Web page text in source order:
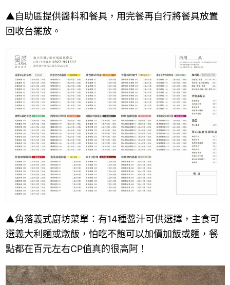
▲自助區提供醬料和餐具，用完餐再自行將餐具放置
回收台擺放。
▲角落義式廚坊菜單：有14種醬汁可供選擇，主食可
選義大利麵或燉飯，怕吃不飽可以加價加飯或麵，餐
點都在百元左右CP值真的很高阿！